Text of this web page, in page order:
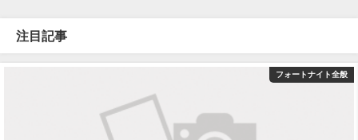
注目記事
フォートナイト全般